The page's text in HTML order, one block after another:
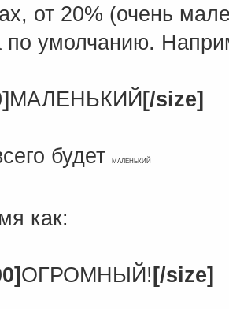
от 20% (очень
по умолчанию.
МАЛЕНЬКИЙ[/size]
будет МАЛЕНЬКИЙ
как:
ОГРОМНЫЙ![/size]